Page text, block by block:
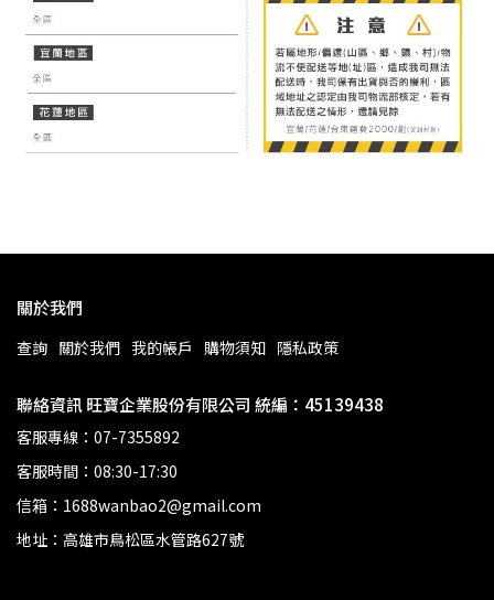
關於我們
查詢 關於我們 我的帳戶 購物須知 隱私政策
聯絡資訊 旺寶企業股份有限公司 統編：45139438
客服專線：07-7355892
客服時間：08:30-17:30
信箱：1688wanbao2@gmail.com
地址：高雄市鳥松區水管路627號